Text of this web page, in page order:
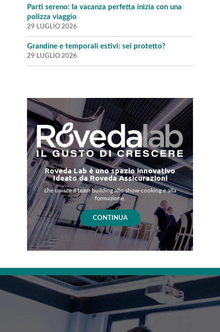
Parti sereno: la vacanza perfetta inizia con una
polizza viaggio
29 LUGLIO 2026
Grandine e temporali estivi: sei protetto?
29 LUGLIO 2026
Roveda Lab è uno spazio innovativo
Ideato da Roveda Assicurazioni
che unisce il team building allo show-cooking e alla
formazione.
CONTINUA